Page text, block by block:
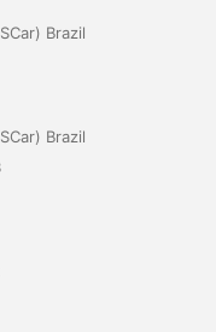
Brazil
Brazil